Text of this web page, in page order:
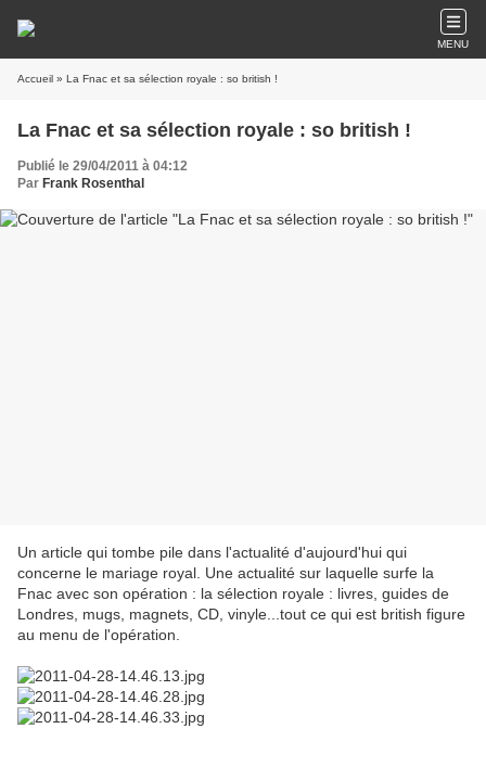
MENU
Accueil » La Fnac et sa sélection royale : so british !
La Fnac et sa sélection royale : so british !
Publié le 29/04/2011 à 04:12
Par Frank Rosenthal
Un article qui tombe pile dans l'actualité d'aujourd'hui qui
concerne le mariage royal. Une actualité sur laquelle surfe la
Fnac avec son opération : la sélection royale : livres, guides de
Londres, mugs, magnets, CD, vinyle...tout ce qui est british figure
au menu de l'opération.